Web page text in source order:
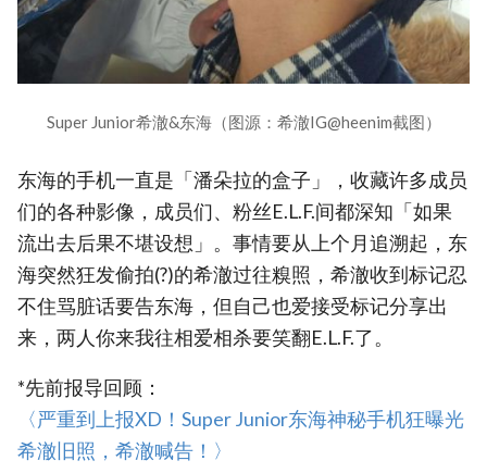
Super Junior希澈&东海（图源：希澈IG@heenim截图）
东海的手机一直是「潘朵拉的盒子」，收藏许多成员
们的各种影像，成员们、粉丝E.L.F.间都深知「如果
流出去后果不堪设想」。事情要从上个月追溯起，东
海突然狂发偷拍(?)的希澈过往糗照，希澈收到标记忍
不住骂脏话要告东海，但自己也爱接受标记分享出
来，两人你来我往相爱相杀要笑翻E.L.F.了。
*先前报导回顾：
‎〈严重到上报XD！Super Junior东海神秘手机狂曝光
希澈旧照，希澈喊告！〉‎